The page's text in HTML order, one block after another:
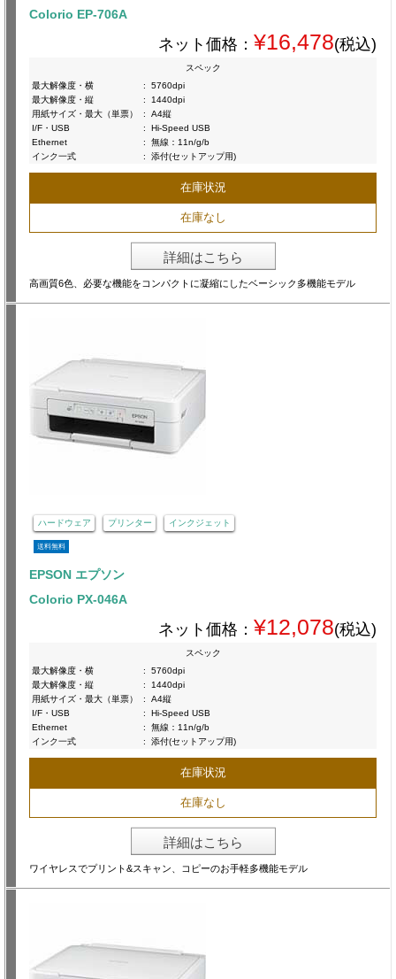
Colorio EP-706A
ネット価格： ¥16,478(税込)
スペック
最大解像度・横
:
5760dpi
最大解像度・縦
:
1440dpi
用紙サイズ・最大（単票）
:
A4縦
I/F・USB
:
Hi-Speed USB
Ethernet
:
無線：11n/g/b
インク一式
: 添付(セットアップ用)
在庫状況
在庫なし
詳細はこちら
高画質6色、必要な機能をコンパクトに凝縮にしたベーシック多機能モデル
ハードウェア プリンター インクジェット
送料無料
EPSON エプソン
Colorio PX-046A
ネット価格： ¥12,078(税込)
スペック
最大解像度・横
:
5760dpi
最大解像度・縦
:
1440dpi
用紙サイズ・最大（単票）
:
A4縦
I/F・USB
:
Hi-Speed USB
Ethernet
:
無線：11n/g/b
インク一式
: 添付(セットアップ用)
在庫状況
在庫なし
詳細はこちら
ワイヤレスでプリント&スキャン、コピーのお手軽多機能モデル